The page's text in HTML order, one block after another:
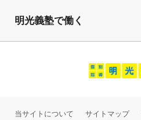
明光義塾で働く
当サイトについて サイトマップ